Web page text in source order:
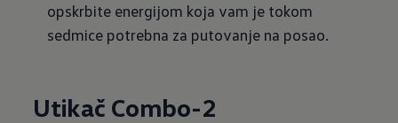
opskrbite energijom koja vam je tokom
sedmice potrebna za putovanje na posao.
Utikač Combo-2